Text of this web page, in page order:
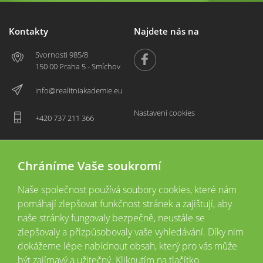
Kontakty
Svornosti 985/8
150 00 Praha 5 - Smíchov
info@realitniakademie.eu
+420 737 211 366
Najdete nás na
Nastavení cookies
2026 © CopyrightVšechna práva vyhrazena
Tyto webové stránky jsou provozovány společností Realitní akademie České
Chráníme Vaše soukromí
Naše společnost používá soubory cookies, které nám
pomáhají zlepšovat funkčnost stránek a zajištují, aby
naše stránky fungovaly bezpečně, neustále se
zlepšovaly a přizpůsobovaly vaše vyhledávání. Díky nim
dokážeme lépe nabídnout obsah, který pro vás může
být zajímavý a užitečný. Kliknutím na tlačítko